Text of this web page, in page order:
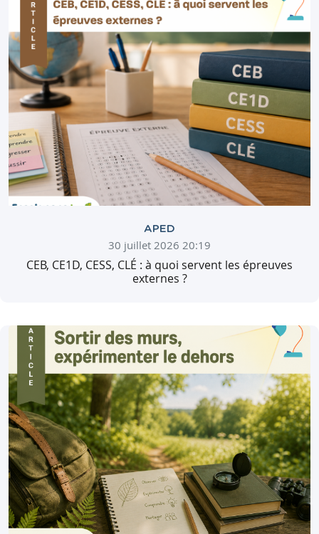
APED
30 juillet 2026 20:19
CEB, CE1D, CESS, CLÉ : à quoi servent les épreuves
externes ?